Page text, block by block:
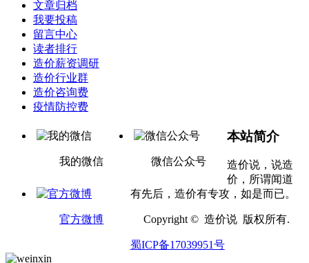
文章归档
我要投稿
留言中心
读者排行
造价薪资调研
造价行业群
造价咨询费
疫情防控费
我的微信 微信公众号
官方微博
本站简介
造价说，说造
价，所谓闻道
有先后，造价有专攻，如是而已。
Copyright © 造价说 版权所有.
蜀ICP备17039951号